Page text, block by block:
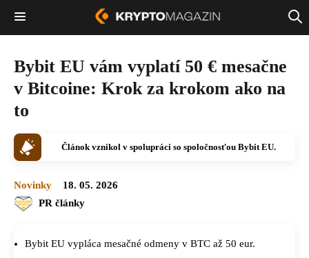
Bybit EU vám vyplatí 50 € mesačne
v Bitcoine: Krok za krokom ako na
to
Článok vznikol v spolupráci so spoločnosťou Bybit EU.
Novinky
18. 05. 2026
PR články
Bybit EU vypláca mesačné odmeny v BTC až 50 eur.